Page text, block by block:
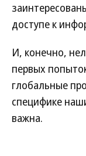
доступе к
И, конечно,
первых
глобальные
специфике
важна.